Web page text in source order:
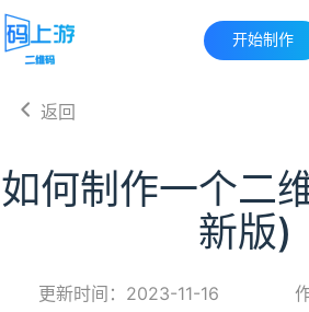
开始制作
返回
如何制作一个二
新版)
更新时间：2023-11-16